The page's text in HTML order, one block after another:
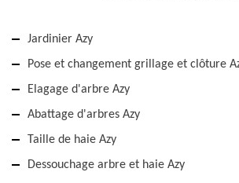
Jardinier Azy
Pose et changement grillage et clôture
Elagage d'arbre Azy
Abattage d'arbres Azy
Taille de haie Azy
Dessouchage arbre et haie Azy